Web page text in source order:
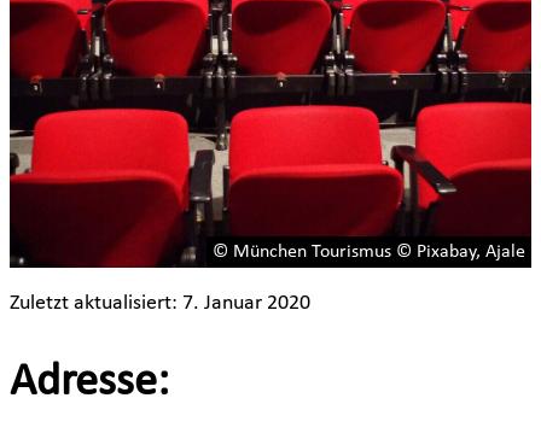
© München Tourismus © Pixabay, Ajale
Zuletzt aktualisiert: 7. Januar 2020
Adresse: